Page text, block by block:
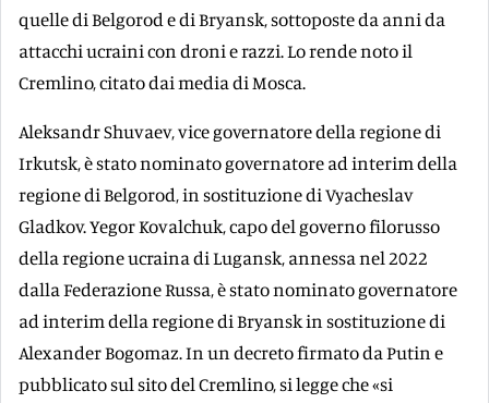
quelle di Belgorod e di Bryansk, sottoposte da anni da
attacchi ucraini con droni e razzi. Lo rende noto il
Cremlino, citato dai media di Mosca.
Aleksandr Shuvaev, vice governatore della regione di
Irkutsk, è stato nominato governatore ad interim della
regione di Belgorod, in sostituzione di Vyacheslav
Gladkov. Yegor Kovalchuk, capo del governo filorusso
della regione ucraina di Lugansk, annessa nel 2022
dalla Federazione Russa, è stato nominato governatore
ad interim della regione di Bryansk in sostituzione di
Alexander Bogomaz. In un decreto firmato da Putin e
pubblicato sul sito del Cremlino, si legge che «si